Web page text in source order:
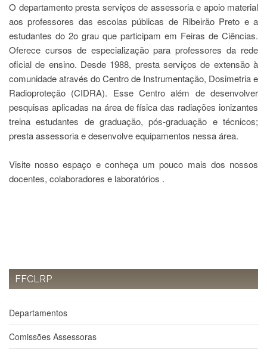
Atendimento
Online
Auxílio
Pró-
Reitoria
de
PG
Comissão
Pós-
Defesas
Matrícula
Dissertações
e
Teses
O departamento presta serviços de assessoria e apoio material
aos professores das escolas públicas de Ribeirão Preto e a
estudantes do 2o grau que participam em Feiras de Ciências.
Oferece cursos de especialização para professores da rede
oficial de ensino. Desde 1988, presta serviços de extensão à
comunidade através do Centro de Instrumentação, Dosimetria e
Radioproteção (CIDRA). Esse Centro além de desenvolver
pesquisas aplicadas na área de física das radiações ionizantes
treina estudantes de graduação, pós-graduação e técnicos;
presta assessoria e desenvolve equipamentos nessa área.
Visite nosso espaço e conheça um pouco mais dos nossos
docentes, colaboradores e laboratórios .
FFCLRP
Departamentos
Comissões Assessoras